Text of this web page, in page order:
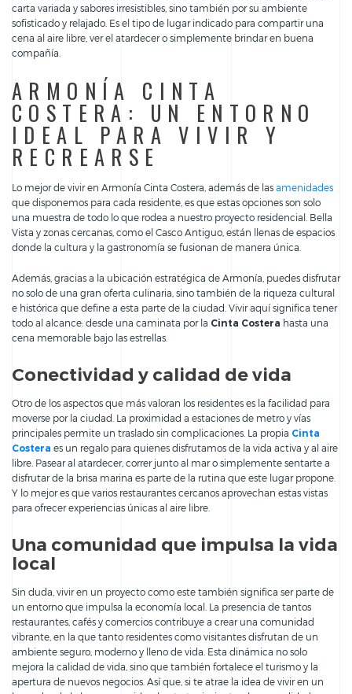
carta variada y sabores irresistibles, sino también por su ambiente
sofisticado y relajado. Es el tipo de lugar indicado para compartir una
cena al aire libre, ver el atardecer o simplemente brindar en buena
compañía.
ARMONÍA CINTA
COSTERA: UN ENTORNO
IDEAL PARA VIVIR Y
RECREARSE
Lo mejor de vivir en Armonía Cinta Costera, además de las amenidades
que disponemos para cada residente, es que estas opciones son solo
una muestra de todo lo que rodea a nuestro proyecto residencial. Bella
Vista y zonas cercanas, como el Casco Antiguo, están llenas de espacios
donde la cultura y la gastronomía se fusionan de manera única.
Además, gracias a la ubicación estratégica de Armonía, puedes disfrutar
no solo de una gran oferta culinaria, sino también de la riqueza cultural
e histórica que define a esta parte de la ciudad. Vivir aquí significa tener
todo al alcance: desde una caminata por la Cinta Costera hasta una
cena memorable bajo las estrellas.
Conectividad y calidad de vida
Otro de los aspectos que más valoran los residentes es la facilidad para
moverse por la ciudad. La proximidad a estaciones de metro y vías
principales permite un traslado sin complicaciones. La propia Cinta
Costera es un regalo para quienes disfrutamos de la vida activa y al aire
libre. Pasear al atardecer, correr junto al mar o simplemente sentarte a
disfrutar de la brisa marina es parte de la rutina que este lugar propone.
Y lo mejor es que varios restaurantes cercanos aprovechan estas vistas
para ofrecer experiencias únicas al aire libre.
Una comunidad que impulsa la vida
local
Sin duda, vivir en un proyecto como este también significa ser parte de
un entorno que impulsa la economía local. La presencia de tantos
restaurantes, cafés y comercios contribuye a crear una comunidad
vibrante, en la que tanto residentes como visitantes disfrutan de un
ambiente seguro, moderno y lleno de vida. Esta dinámica no solo
mejora la calidad de vida, sino que también fortalece el turismo y la
apertura de nuevos negocios. Así que, si te atrae la idea de vivir en un